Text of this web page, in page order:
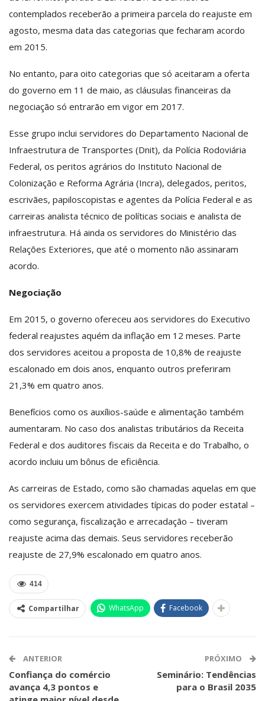
contemplados receberão a primeira parcela do reajuste em
agosto, mesma data das categorias que fecharam acordo
em 2015.
No entanto, para oito categorias que só aceitaram a oferta
do governo em 11 de maio, as cláusulas financeiras da
negociação só entrarão em vigor em 2017.
Esse grupo inclui servidores do Departamento Nacional de
Infraestrutura de Transportes (Dnit), da Polícia Rodoviária
Federal, os peritos agrários do Instituto Nacional de
Colonização e Reforma Agrária (Incra), delegados, peritos,
escrivães, papiloscopistas e agentes da Polícia Federal e as
carreiras analista técnico de políticas sociais e analista de
infraestrutura. Há ainda os servidores do Ministério das
Relações Exteriores, que até o momento não assinaram
acordo.
Negociação
Em 2015, o governo ofereceu aos servidores do Executivo
federal reajustes aquém da inflação em 12 meses. Parte
dos servidores aceitou a proposta de 10,8% de reajuste
escalonado em dois anos, enquanto outros preferiram
21,3% em quatro anos.
Benefícios como os auxílios-saúde e alimentação também
aumentaram. No caso dos analistas tributários da Receita
Federal e dos auditores fiscais da Receita e do Trabalho, o
acordo incluiu um bônus de eficiência.
As carreiras de Estado, como são chamadas aquelas em que
os servidores exercem atividades típicas do poder estatal –
como segurança, fiscalização e arrecadação – tiveram
reajuste acima das demais. Seus servidores receberão
reajuste de 27,9% escalonado em quatro anos.
414
Compartilhar WhatsApp Facebook
ANTERIOR
Confiança do comércio
avança 4,3 pontos e
PRÓXIMO
Seminário: Tendências
para o Brasil 2035